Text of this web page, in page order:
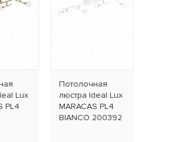
Lux
PL4
Потолочная
люстра Ideal Lux
MARACAS PL4
BIANCO 200392